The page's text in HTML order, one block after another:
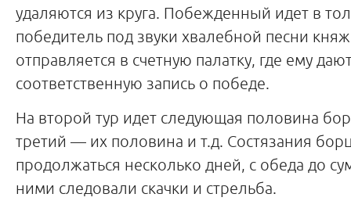
удаляются из круга. Побежденный идет в
победитель под звуки хвалебной песни
отправляется в счетную палатку, где ему
соответственную запись о победе.
На второй тур идет следующая половина
третий — их половина и т.д. Состязания
продолжаться несколько дней, с обеда до
ними следовали скачки и стрельба.